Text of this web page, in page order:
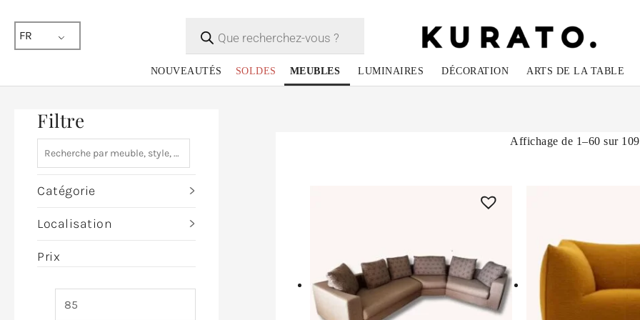
FR
produits
NOUVEAUTÉS SOLDES MEUBLES LUMINAIRES DÉCORATION ARTS DE LA TABLE
Filtre
Catégorie
Localisation
Prix
Affichage de 1–60 sur